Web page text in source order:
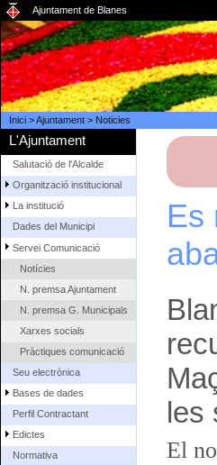
Ajuntament de Blanes
Inici>Ajuntament> Noticies
L'Ajuntament
Salutació de l'Alcalde
Organització institucional
La institució
Dades del Municipi
Servei Comunicació
Notícies
N. premsa Ajuntament
N. premsa G. Municipals
Xarxes socials
Pràctiques comunicació
Seu electrònica
Bases de dades
Perfil Contractant
Edictes
Normativa
Es
les
El